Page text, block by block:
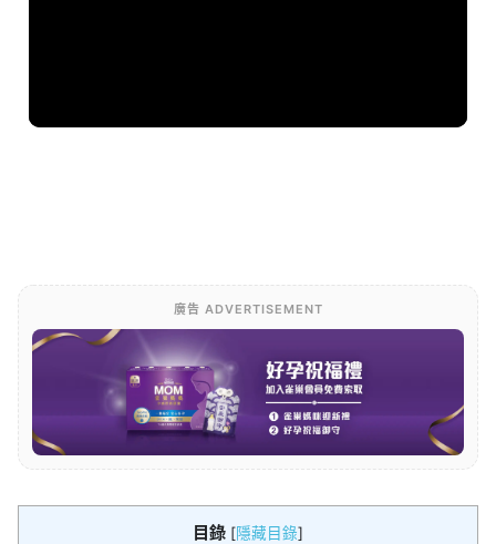
廣告 ADVERTISEMENT
目錄 [隱藏目錄]